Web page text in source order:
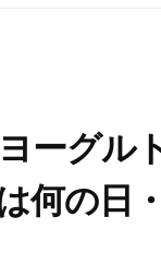
ーグル
何の日